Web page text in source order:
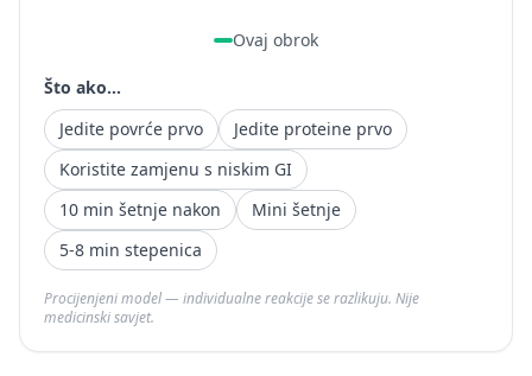
Ovaj obrok
Što ako...
Jedite povrće prvo
Jedite proteine prvo
Koristite zamjenu s niskim GI
10 min šetnje nakon
Mini šetnje
5-8 min stepenica
Procijenjeni model — individualne reakcije se razlikuju. Nije
medicinski savjet.